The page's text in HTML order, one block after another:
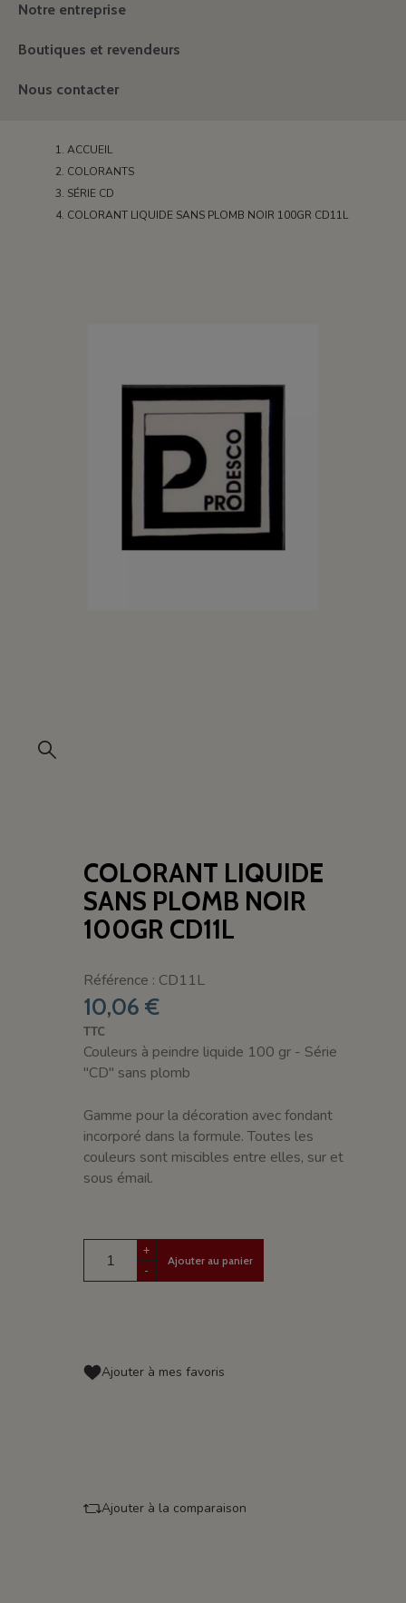
Notre entreprise
Boutiques et revendeurs
Nous contacter
ACCUEIL
COLORANTS
SÉRIE CD
COLORANT LIQUIDE SANS PLOMB NOIR 100GR CD11L
COLORANT LIQUIDE
SANS PLOMB NOIR
100GR CD11L
Référence : CD11L
10,06 €
TTC
Couleurs à peindre liquide 100 gr - Série
"CD" sans plomb
Gamme pour la décoration avec fondant
incorporé dans la formule. Toutes les
couleurs sont miscibles entre elles, sur et
sous émail.
+
-
Ajouter au panier
Ajouter à mes favoris
Ajouter à la comparaison